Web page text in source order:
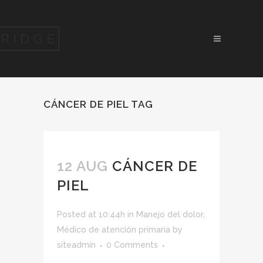
CÁNCER DE PIEL TAG
12 AUG CÁNCER DE
PIEL
Posted at 10:44h in Manejo del dolor,
Médico de atención primaria by
siteadmin
0 Comments